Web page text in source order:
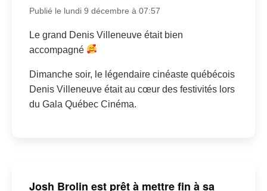
Publié le lundi 9 décembre à 07:57
Le grand Denis Villeneuve était bien
accompagné
Dimanche soir, le légendaire cinéaste québécois
Denis Villeneuve était au cœur des festivités lors
du Gala Québec Cinéma.
Josh Brolin est prêt à mettre fin à sa